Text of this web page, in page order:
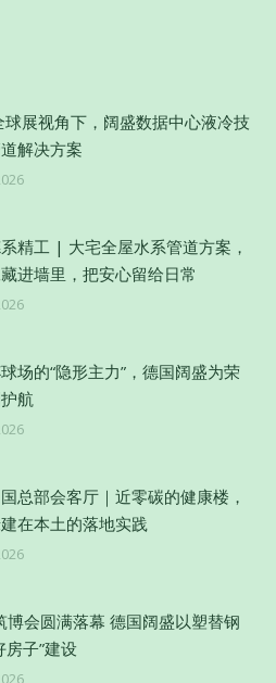
球展视角下，阔盛数据中心液冷技
解决方案
精工 | 大宅全屋水系管道方案，
进墙里，把安心留给日常
场的“隐形主力”，德国阔盛为荣
航
总部会客厅｜近零碳的健康楼，
在本土的落地实践
博会圆满落幕 德国阔盛以塑替钢
房子”建设